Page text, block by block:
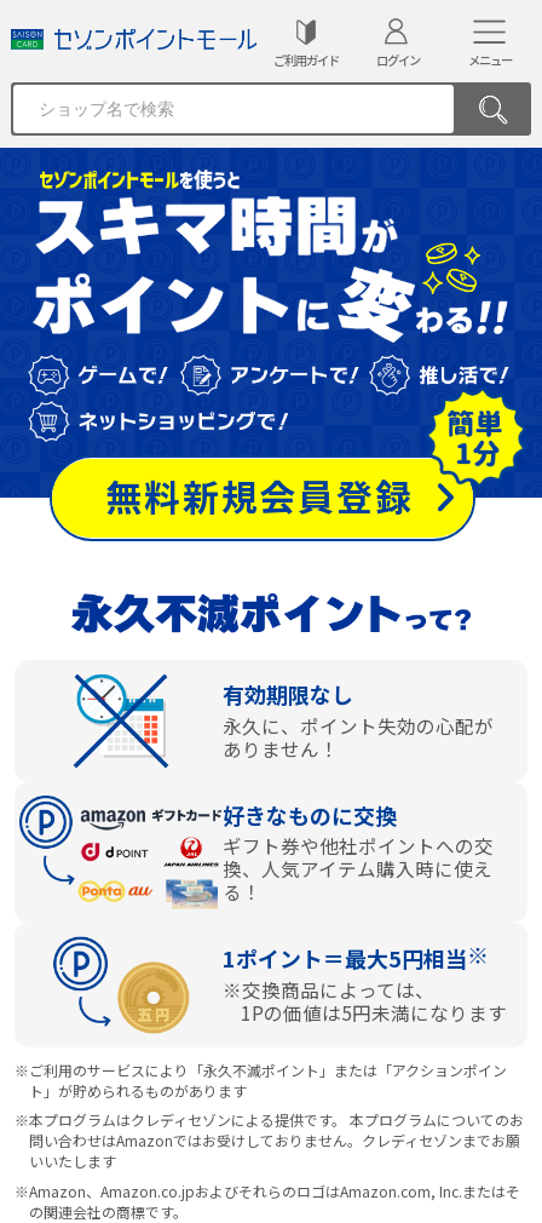
ご利用ガイド ログイン メニュー
無料新規会員登録
有効期限なし
永久に、ポイント失効の心配が
ありません！
好きなものに交換
ギフト券や他社ポイントへの交
換、人気アイテム購入時に使え
る！
1ポイント＝最大5円相当※
※交換商品によっては、
1Pの価値は5円未満になります
※ご利用のサービスにより「永久不滅ポイント」または「アクションポイン
ト」が貯められるものがあります
※本プログラムはクレディセゾンによる提供です。 本プログラムについてのお
問い合わせはAmazonではお受けしておりません。クレディセゾンまでお願
いいたします
※Amazon、Amazon.co.jpおよびそれらのロゴはAmazon.com, Inc.またはそ
の関連会社の商標です。